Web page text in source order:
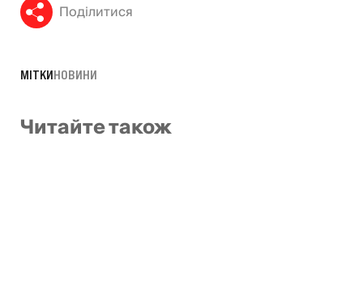
Поділитися
МІТКИНОВИНИ
Читайте також